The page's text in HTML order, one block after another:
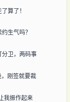
算了！
生气吗？
分卫，两码事
刚签就要裁
我振作起来